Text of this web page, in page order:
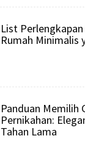
List
Rumah Minimalis
Panduan Memilih
Pernikahan:
Tahan Lama